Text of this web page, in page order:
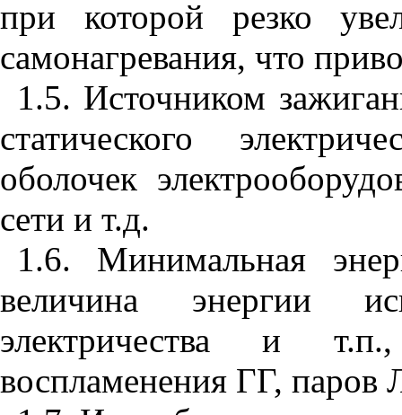
при которой резко
самонагревания, что
1.5. Источником
статического
оболочек
сети и т.д.
1.6. Минимальная
величина энергии
электричества и
воспламенения ГГ,